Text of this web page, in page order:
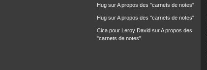
Hug surA propos des "carnets de notes"
Hug surA propos des "carnets de notes"
Cica pour Leroy David surA propos des
"carnets de notes"